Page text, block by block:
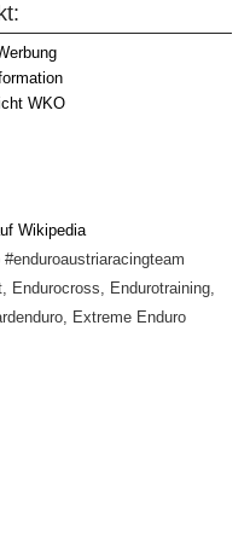
WKO
Wikipedia
Endurocross, Endurotraining,
Extreme Enduro